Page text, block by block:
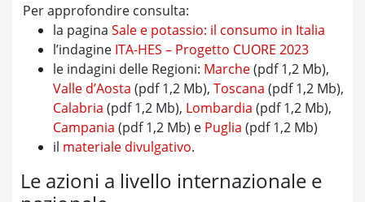
Per approfondire consulta:
la pagina Sale e potassio: il consumo in Italia
l’indagine ITA-HES – Progetto CUORE 2023
le indagini delle Regioni: Marche(pdf 1,2 Mb),
Valle d’Aosta (pdf 1,2 Mb), Toscana (pdf 1,2 Mb),
Calabria (pdf 1,2 Mb), Lombardia (pdf 1,2 Mb),
Campania (pdf 1,2 Mb) e Puglia (pdf 1,2 Mb)
il materiale divulgativo.
Le azioni a livello internazionale e